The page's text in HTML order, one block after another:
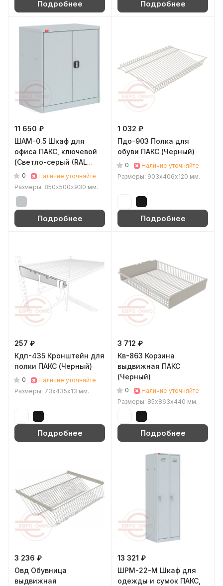
Подробнее Подробнее
11 650 ₽
ШАМ-0.5 Шкаф для
офиса ПАКС, ключевой
(Светло-серый (RAL
7035))
0
Наличие уточняйте
Размеры: 850x500х930 мм.
Подробнее
1 032 ₽
Пдо-903 Полка для
обуви ПАКС (Черный)
0
Наличие уточняйте
Размеры: 903х406х120 мм.
Подробнее
257 ₽
Кдп-435 Кронштейн для
полки ПАКС (Черный)
0
Наличие уточняйте
Размеры: 73х435х13 мм.
Подробнее
3 712 ₽
Кв-863 Корзина
выдвижная ПАКС
(Черный)
0
Наличие уточняйте
Размеры: 85х863х440 мм.
Подробнее
3 236 ₽
Овд Обувница
выдвижная
13 321 ₽
ШРМ-22-М Шкаф для
одежды и сумок ПАКС,